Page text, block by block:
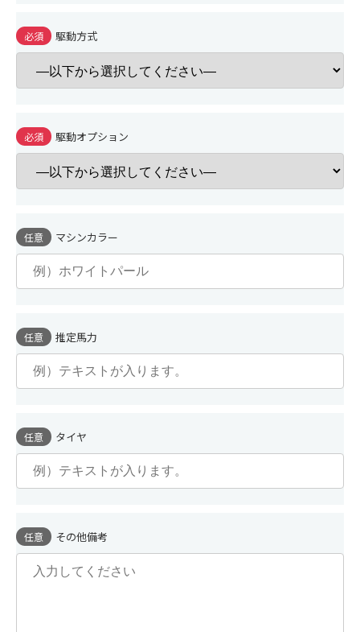
必須 駆動方式
必須 駆動オプション
任意 マシンカラー
任意 推定馬力
任意 タイヤ
任意 その他備考